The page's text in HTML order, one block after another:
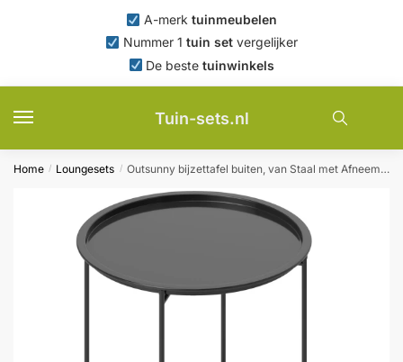
A-merk tuinmeubelen
Nummer 1 tuin set vergelijker
De bestetuinwinkels
Tuin-sets.nl
Home / Loungesets / Outsunny bijzettafel buiten, van Staal met Afneembaar Dienblad, met verstelbare voetkussens, Inklapbare poten, tot 30 kg, Ø46x50Hcm, zwart | Aosom.nl